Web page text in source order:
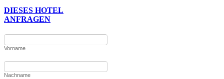
DIESES HOTEL
ANFRAGEN
Vorname
Nachname